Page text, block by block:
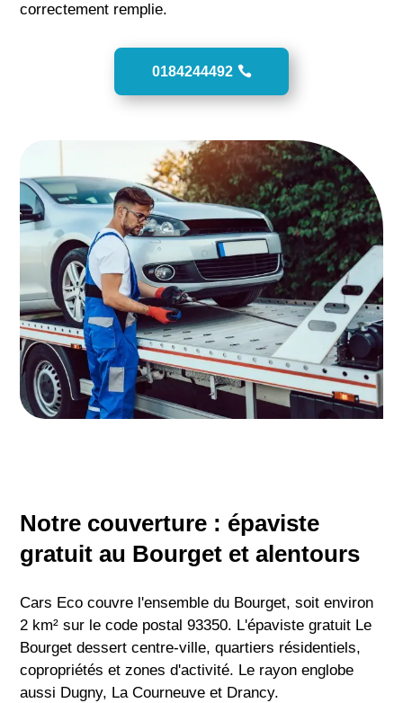
correctement remplie.
0184244492
Notre couverture : épaviste
gratuit au Bourget et alentours
Cars Eco couvre l'ensemble du Bourget, soit environ
2 km² sur le code postal 93350. L'épaviste gratuit Le
Bourget dessert centre-ville, quartiers résidentiels,
copropriétés et zones d'activité. Le rayon englobe
aussi Dugny, La Courneuve et Drancy.